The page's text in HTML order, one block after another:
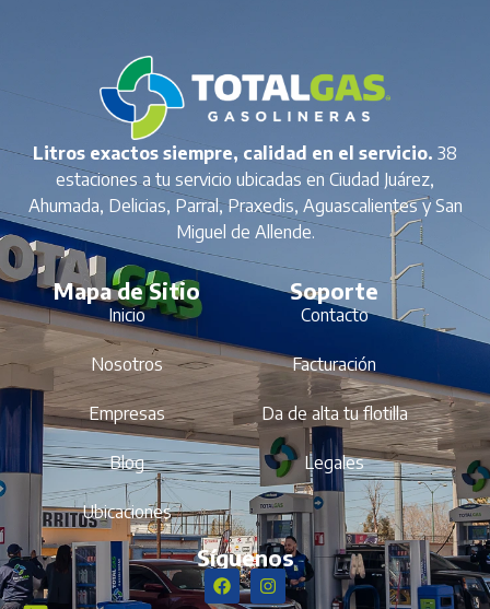
Litros exactos siempre, calidad en el servicio. 38
estaciones a tu servicio ubicadas en Ciudad Juárez,
Ahumada, Delicias, Parral, Praxedis, Aguascalientes y San
Miguel de Allende.
Mapa de Sitio
Inicio
Nosotros
Empresas
Blog
Ubicaciones
Soporte
Contacto
Facturación
Da de alta tu flotilla
Legales
Síguenos